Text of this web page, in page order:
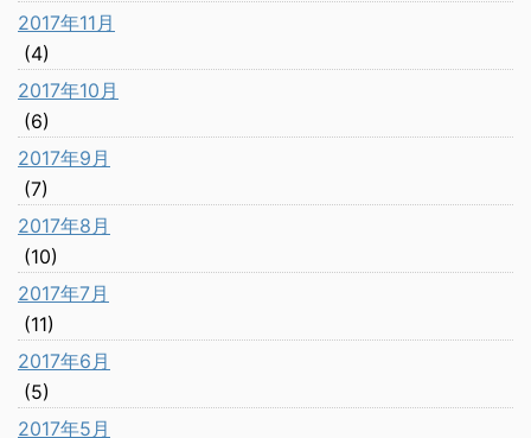
2017年11月
(4)
2017年10月
(6)
2017年9月
(7)
2017年8月
(10)
2017年7月
(11)
2017年6月
(5)
2017年5月